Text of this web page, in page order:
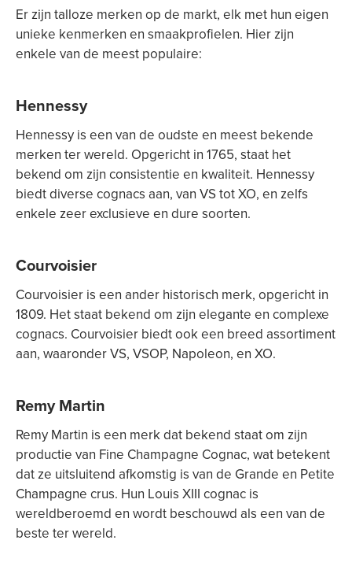
Er zijn talloze merken op de markt, elk met hun eigen
unieke kenmerken en smaakprofielen. Hier zijn
enkele van de meest populaire:
Hennessy
Hennessy is een van de oudste en meest bekende
merken ter wereld. Opgericht in 1765, staat het
bekend om zijn consistentie en kwaliteit. Hennessy
biedt diverse cognacs aan, van VS tot XO, en zelfs
enkele zeer exclusieve en dure soorten.
Courvoisier
Courvoisier is een ander historisch merk, opgericht in
1809. Het staat bekend om zijn elegante en complexe
cognacs. Courvoisier biedt ook een breed assortiment
aan, waaronder VS, VSOP, Napoleon, en XO.
Remy Martin
Remy Martin is een merk dat bekend staat om zijn
productie van Fine Champagne Cognac, wat betekent
dat ze uitsluitend afkomstig is van de Grande en Petite
Champagne crus. Hun Louis XIII cognac is
wereldberoemd en wordt beschouwd als een van de
beste ter wereld.